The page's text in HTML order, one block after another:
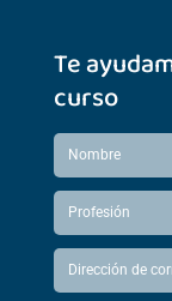
Te
curso